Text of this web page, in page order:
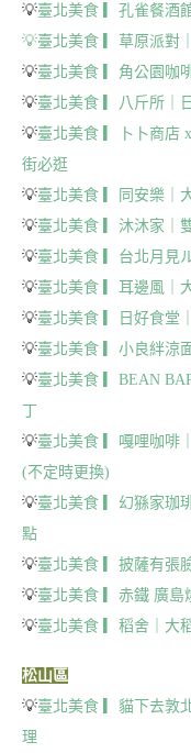
💡臺北美食 ▎孔雀餐酒
💡臺北美食 ▎草原派對
💡臺北美食 ▎角公園咖
💡臺北美食 ▎八斤所｜
💡臺北美食 ▎卜卜商店
街必逛
💡臺北美食 ▎同安樂｜
💡臺北美食 ▎沐沐家｜
💡臺北美食 ▎台北月見
💡臺北美食 ▎耳邊風｜
💡臺北美食 ▎日好食堂
💡臺北美食 ▎小良絆涼
💡臺北美食 ▎BEAN
丁
💡臺北美食 ▎嘎哩咖啡
(不定時更換)
💡臺北美食 ▎幻猻家珈
點
💡臺北美食 ▎披薩有張
💡臺北美食 ▎赤鐵 廣島
💡臺北美食 ▎稻舍｜大
松山區
💡臺北美食 ▎貓下去敦
理